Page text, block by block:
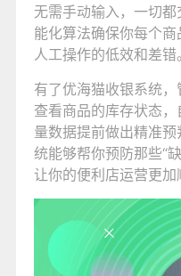
无需手动输入，一切
能化算法确保你每个
人工操作的低效和差错。
有了优海猫收银系统
查看商品的库存状态
量数据提前做出精准
统能够帮你预防那些“
让你的便利店运营更加